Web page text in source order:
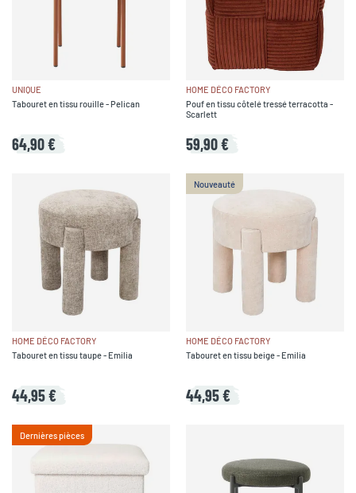
UNIQUE
Tabouret en tissu rouille - Pelican
64,90 €
HOME DÉCO FACTORY
Pouf en tissu côtelé tressé terracotta -
Scarlett
59,90 €
HOME DÉCO FACTORY
Tabouret en tissu taupe - Emilia
44,95 €
Nouveauté
HOME DÉCO FACTORY
Tabouret en tissu beige - Emilia
44,95 €
Dernières pièces